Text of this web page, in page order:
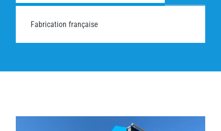
Fabrication française